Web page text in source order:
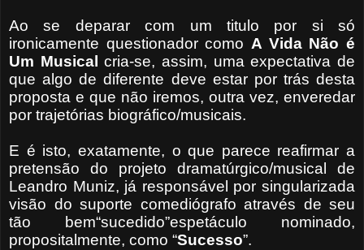
Ao se deparar com um titulo por si só
ironicamente questionador como A Vida Não é
Um Musical cria-se, assim, uma expectativa de
que algo de diferente deve estar por trás desta
proposta e que não iremos, outra vez, enveredar
por trajetórias biográfico/musicais.
E é isto, exatamente, o que parece reafirmar a
pretensão do projeto dramatúrgico/musical de
Leandro Muniz, já responsável por singularizada
visão do suporte comediógrafo através de seu
tão bem“sucedido”espetáculo nominado,
propositalmente, como “Sucesso”.